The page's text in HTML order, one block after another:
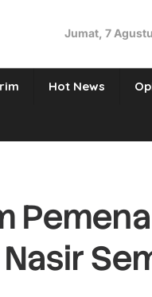
Jumat, 7
Hot News